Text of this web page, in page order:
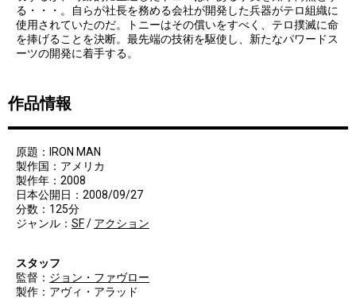
る・・・。自らが社長を務める会社が開発した兵器がテロ組織に
使用されていたのだ。トニーはその償いをすべく、テロ撲滅に命
を捧げることを決断。最先端の技術を駆使し、新たなパワードス
ーツの開発に着手する。
作品情報
原題：IRON MAN
製作国：アメリカ
製作年：2008
日本公開日：2008/09/27
分数：125分
ジャンル： SF/ アクション
スタッフ
監督： ジョン・ファヴロー
製作：アヴィ・アラッド